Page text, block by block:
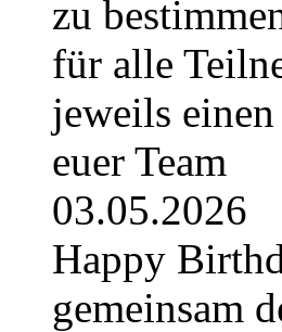
zu
für alle
jeweils
euer Team
03.05.2026
Happy
gemeinsam